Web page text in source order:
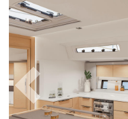
Previous